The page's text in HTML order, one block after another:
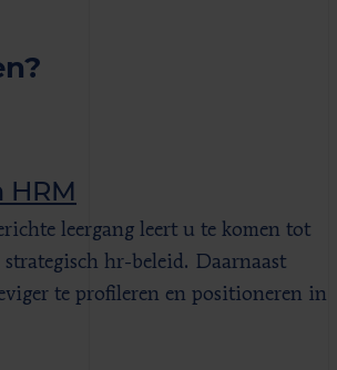
leergang leert u te komen tot
strategisch hr-beleid. Daarnaast
te profileren en positioneren in